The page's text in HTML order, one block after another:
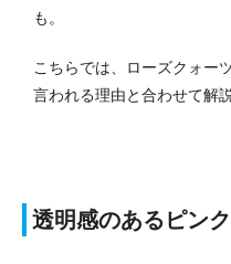
も。
こちらでは、ローズクォー
言われる理由と合わせて解
透明感のあるピン